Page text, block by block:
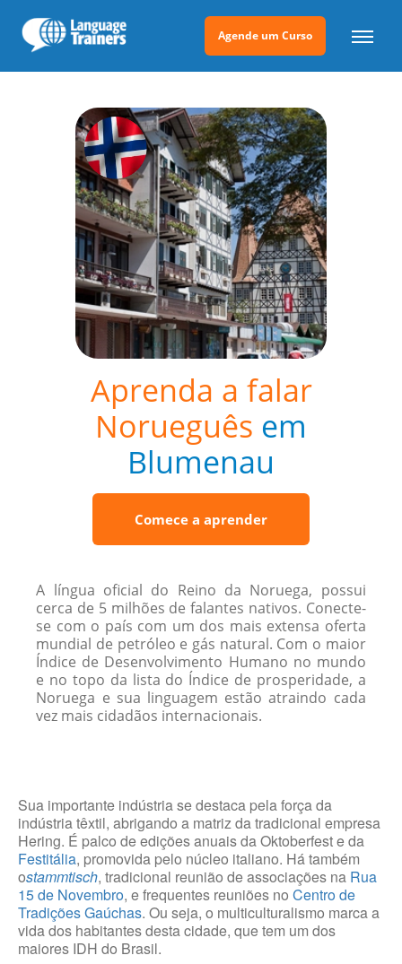
Agende um Curso
Aprenda a falar
Norueguês em
Blumenau
Comece a aprender
A língua oficial do Reino da Noruega, possui
cerca de 5 milhões de falantes nativos. Conecte-
se com o país com um dos mais extensa oferta
mundial de petróleo e gás natural. Com o maior
Índice de Desenvolvimento Humano no mundo
e no topo da lista do Índice de prosperidade, a
Noruega e sua linguagem estão atraindo cada
vez mais cidadãos internacionais.
Sua importante indústria se destaca pela força da
indústria têxtil, abrigando a matriz da tradicional empresa
Hering. É palco de edições anuais da Oktoberfest e da
Festitália, promovida pelo núcleo italiano. Há também
ostammtisch, tradicional reunião de associações na Rua
15 de Novembro, e frequentes reuniões no Centro de
Tradições Gaúchas. Ou seja, o multiculturalismo marca a
vida dos habitantes desta cidade, que tem um dos
maiores IDH do Brasil.